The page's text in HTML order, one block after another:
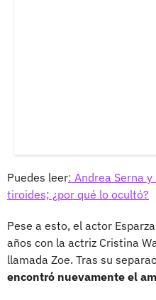
Puedes leer: Andrea Serna
tiroides; ¿por qué lo ocultó?
Pese a esto, el actor
años con la actriz Cristina
llamada Zoe. Tras su
encontró nuevamente el